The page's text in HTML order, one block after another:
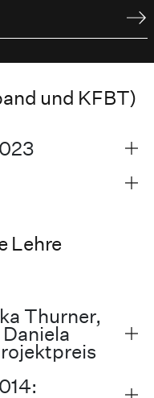
und KFBT)
Lehre
Thurner,